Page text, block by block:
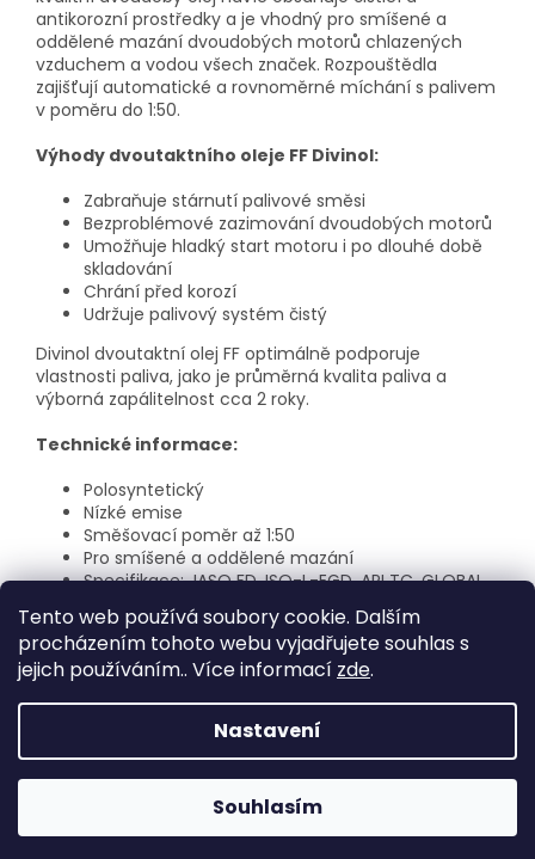
Tento web používá soubory cookie. Dalším
procházením tohoto webu vyjadřujete souhlas s
jejich používáním.. Více informací zde.
Nastavení
Souhlasím
antikorozní prostředky a je vhodný pro smíšené a
oddělené mazání dvoudobých motorů chlazených
vzduchem a vodou všech značek. Rozpouštědla
zajišťují automatické a rovnoměrné míchání s palivem
v poměru do 1:50.
Výhody dvoutaktního oleje FF Divinol:
Zabraňuje stárnutí palivové směsi
Bezproblémové zazimování dvoudobých motorů
Umožňuje hladký start motoru i po dlouhé době
skladování
Chrání před korozí
Udržuje palivový systém čistý
Divinol dvoutaktní olej FF optimálně podporuje
vlastnosti paliva, jako je průměrná kvalita paliva a
výborná zapálitelnost cca 2 roky.
Technické informace:
Polosyntetický
Nízké emise
Směšovací poměr až 1:50
Pro smíšené a oddělené mazání
Specifikace: JASO FD, ISO-L-EGD, API TC, GLOBAL
Vytvořil Shoptet
AH-ESHOP. Všechna práva vyhrazena.